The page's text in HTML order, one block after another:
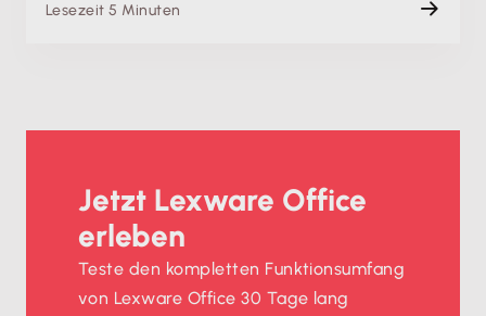
Lesezeit 5 Minuten
Jetzt Lexware Office
erleben
Teste den kompletten Funktionsumfang
von Lexware Office 30 Tage lang